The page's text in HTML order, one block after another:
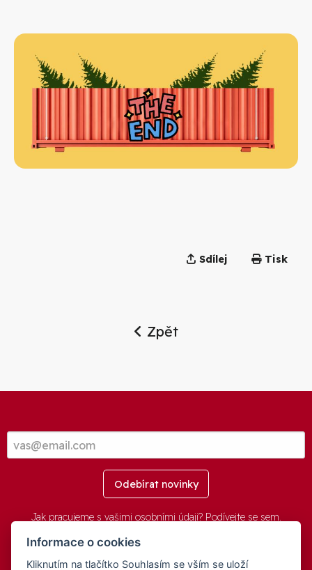
Sdílej Tisk
Zpět
Odebírat novinky
Jak pracujeme s vašimi osobními údaji? Podívejte se sem.
© 2016-2026 -aGovernment.cz&Obec Oznice. Software:
Informace o cookies
Kliknutím na tlačítko Souhlasím se vším se uloží